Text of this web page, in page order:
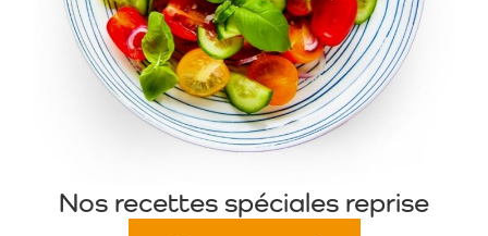
Nos recettes spéciales reprise